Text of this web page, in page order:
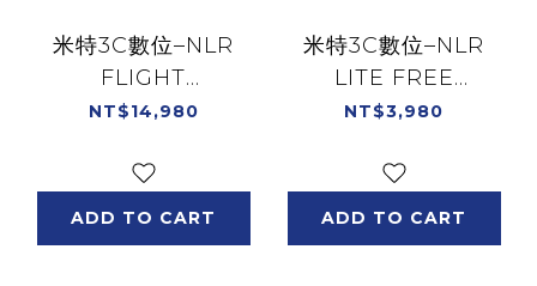
米特3C數位–NLR
FLIGHT
SIMULATOR SEAT
椅/NLR-S030
NT$14,980
ADD TO CART
米特3C數位–NLR
LITE FREE
STANDING
電視螢幕輕量立架 可
支援單螢幕55
吋/NLR-A020
NT$3,980
ADD TO CART